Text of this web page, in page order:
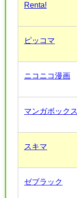
Renta!
ピッコマ
ニコニコ漫画
マンガボックス
スキマ
ゼブラック